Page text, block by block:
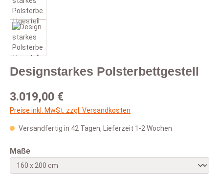
Designstarkes Polsterbettgestell
Regulärer Preis:
3.019,00 €
Preise inkl. MwSt. zzgl. Versandkosten
Versandfertig in 42 Tagen, Lieferzeit 1-2 Wochen
Maßeauswählen